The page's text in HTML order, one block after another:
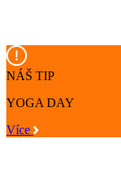
NÁŠ TIP
YOGA DAY
Více